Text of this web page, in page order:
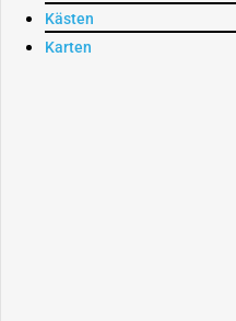
Kästen
Karten